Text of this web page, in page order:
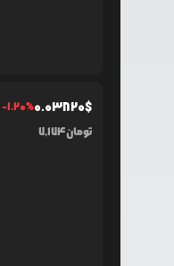
-1.20%0.03820$
7,174تومان